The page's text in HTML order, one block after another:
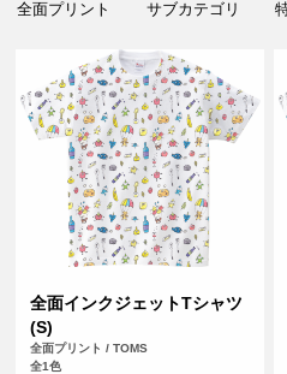
全面インクジェットTシャツ
(S)
全面プリント / TOMS
全1色